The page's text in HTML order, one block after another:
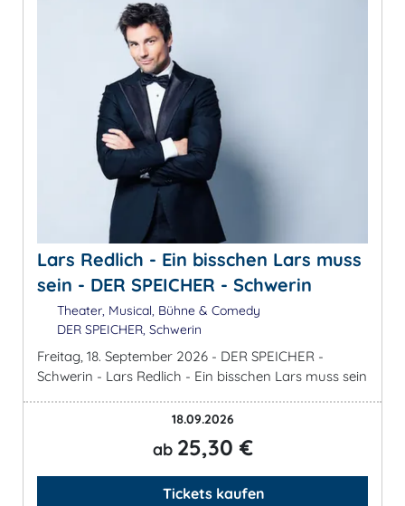
Lars Redlich - Ein bisschen Lars muss
sein - DER SPEICHER - Schwerin
Theater, Musical, Bühne & Comedy
DER SPEICHER, Schwerin
Freitag, 18. September 2026 - DER SPEICHER -
Schwerin - Lars Redlich - Ein bisschen Lars muss sein
18.09.2026
ab 25,30 €
Tickets kaufen